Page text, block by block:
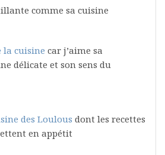
comme sa cuisine
la cuisine car j’aime sa
délicate et son sens du
des Loulous dont les recettes
en appétit